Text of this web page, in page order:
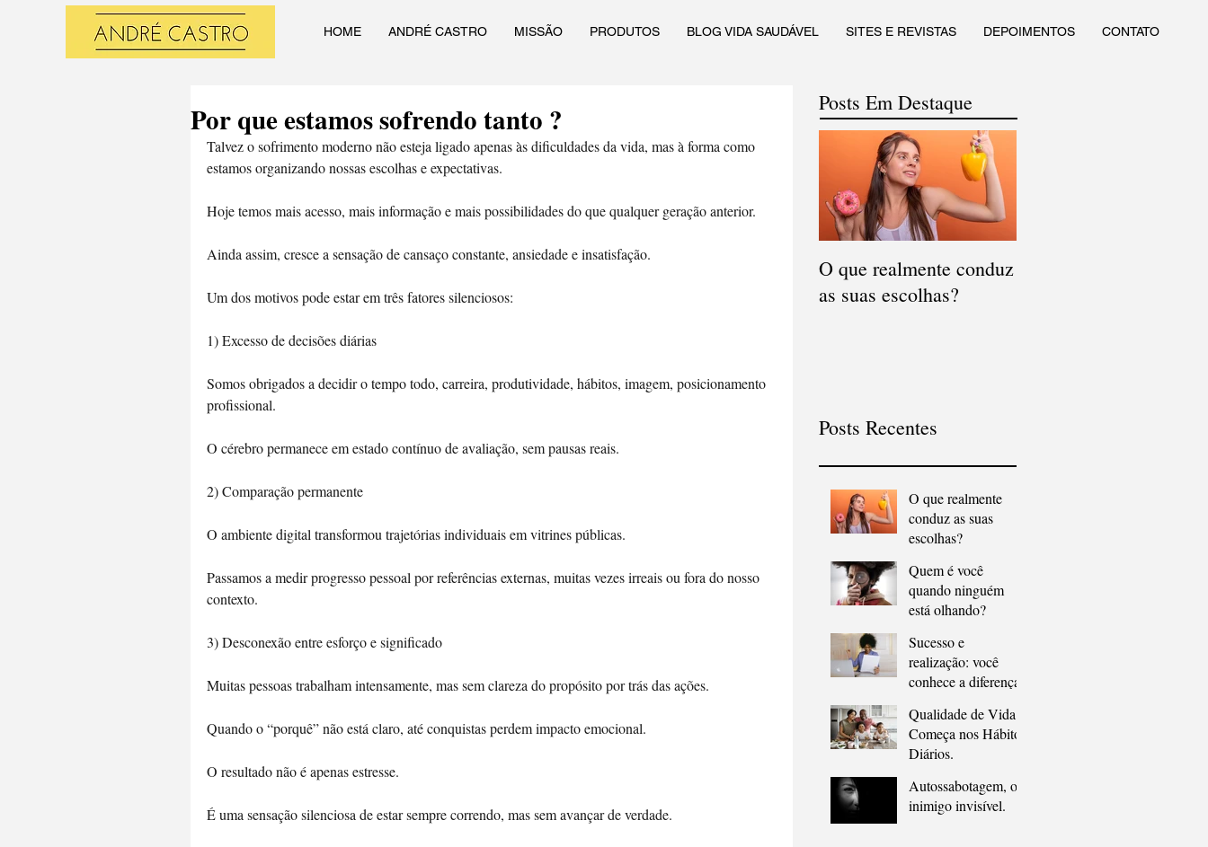
HOME ANDRÉ CASTRO MISSÃO PRODUTOS BLOG VIDA SAUDÁVEL SITES E REVISTAS DEPOIMENTOS CONTATO
Por que estamos sofrendo tanto ?
Talvez o sofrimento moderno não esteja ligado apenas às dificuldades da vida, mas à forma como
estamos organizando nossas escolhas e expectativas.
Hoje temos mais acesso, mais informação e mais possibilidades do que qualquer geração anterior.
Ainda assim, cresce a sensação de cansaço constante, ansiedade e insatisfação.
Um dos motivos pode estar em três fatores silenciosos:
1️) Excesso de decisões diárias
Somos obrigados a decidir o tempo todo, carreira, produtividade, hábitos, imagem, posicionamento
profissional.
O cérebro permanece em estado contínuo de avaliação, sem pausas reais.
2️) Comparação permanente
O ambiente digital transformou trajetórias individuais em vitrines públicas.
Passamos a medir progresso pessoal por referências externas, muitas vezes irreais ou fora do nosso
contexto.
3️) Desconexão entre esforço e significado
Muitas pessoas trabalham intensamente, mas sem clareza do propósito por trás das ações.
Quando o “porquê” não está claro, até conquistas perdem impacto emocional.
O resultado não é apenas estresse.
É uma sensação silenciosa de estar sempre correndo, mas sem avançar de verdade.
Posts Em Destaque
O que realmente conduz
as suas escolhas?
Posts Recentes
O que realmente
conduz as suas
escolhas?
Quem é você
quando ninguém
está olhando?
Sucesso e
realização: você
conhece a diferença?
Qualidade de Vida
Começa nos Hábitos
Diários.
Autossabotagem, o
inimigo invisível.